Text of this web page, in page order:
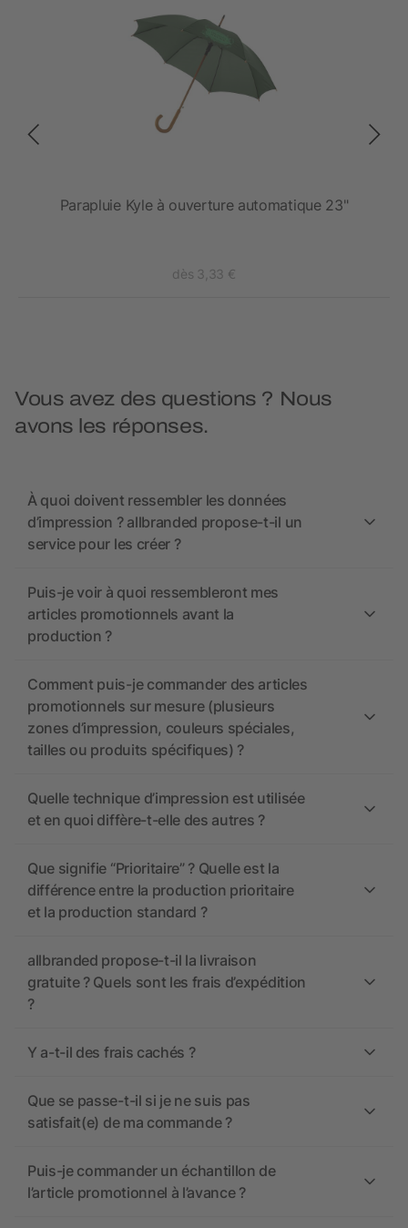
Parapluie Kyle à ouverture automatique 23"
dès 3,33 €
Vous avez des questions ? Nous
avons les réponses.
À quoi doivent ressembler les données
d’impression ? allbranded propose-t-il un
service pour les créer ?
Puis-je voir à quoi ressembleront mes
articles promotionnels avant la
production ?
Comment puis-je commander des articles
promotionnels sur mesure (plusieurs
zones d’impression, couleurs spéciales,
tailles ou produits spécifiques) ?
Quelle technique d’impression est utilisée
et en quoi diffère-t-elle des autres ?
Que signifie “Prioritaire” ? Quelle est la
différence entre la production prioritaire
et la production standard ?
allbranded propose-t-il la livraison
gratuite ? Quels sont les frais d’expédition
?
Y a-t-il des frais cachés ?
Que se passe-t-il si je ne suis pas
satisfait(e) de ma commande ?
Puis-je commander un échantillon de
l’article promotionnel à l’avance ?